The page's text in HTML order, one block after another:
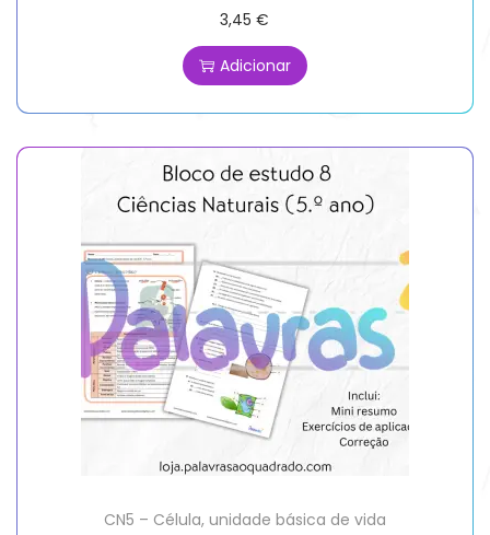
3,45€
Adicionar
CN5 – Célula, unidade básica de vida